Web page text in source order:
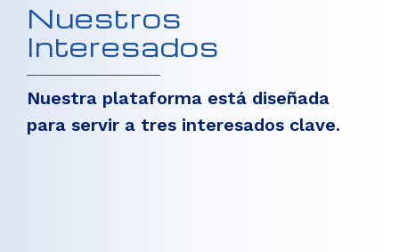
Nuestros
Interesados
Nuestra plataforma está diseñada
para servir a tres interesados clave.